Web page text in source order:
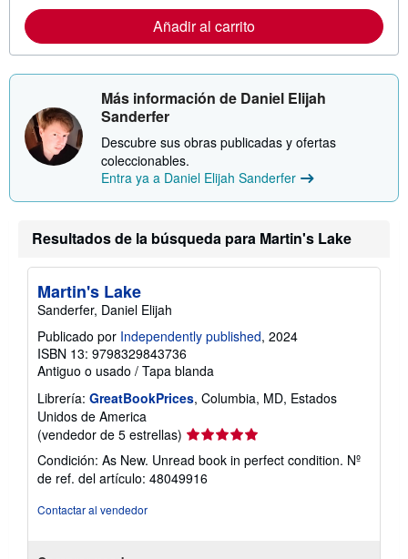
s
v
o
i
ó
n
o
e
s
n
v
Añadir al carrito
Más información de Daniel Elijah
Sanderfer
Descubre sus obras publicadas y ofertas
coleccionables.
Entra ya a Daniel Elijah Sanderfer
Resultados de la búsqueda para Martin's Lake
Martin's Lake
Sanderfer, Daniel Elijah
Publicado por Independently published, 2024
ISBN 13: 9798329843736
Antiguo o usado / Tapa blanda
Librería: GreatBookPrices, Columbia, MD, Estados
Unidos de America
(vendedor de 5 estrellas) Calificación
del
vendedor:
5
Condición: As New. Unread book in perfect condition. Nº
de ref. del artículo: 48049916
Contactar al vendedor